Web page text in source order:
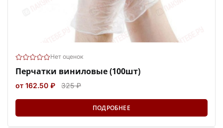
Нет оценок
Перчатки виниловые (100шт)
от 162.50 ₽ 325 ₽
ПОДРОБНЕЕ